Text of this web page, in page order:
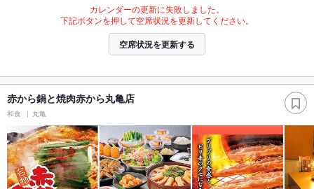
カレンダーの更新に失敗しました。
下記ボタンを押して空席状況を更新してください。
空席状況を更新する
赤から鍋と焼肉赤から丸亀店
和食 丸亀